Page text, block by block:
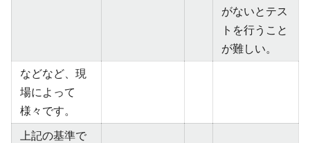
がないとテス
トを行うこと
が難しい。
などなど、現
場によって
様々です。
上記の基準で